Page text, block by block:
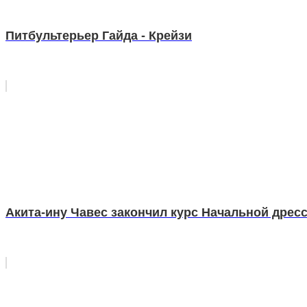
Питбультерьер Гайда - Крейзи
Акита-ину Чавес закончил курс Начальной